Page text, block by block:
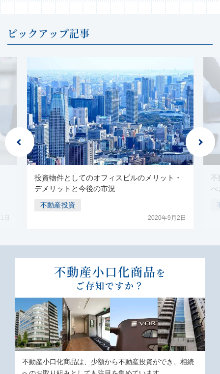
ピックアップ記事
投資物件としてのオフィスビルのメリット・
デメリットと今後の市況
不動産投資
2020年9月2日
不
べ
不動産⼩⼝化商品を
ご存知ですか？
不動産⼩⼝化商品は、少額から不動産投資ができ、相続